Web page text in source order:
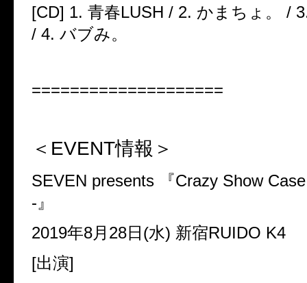
[CD] 1. 青春LUSH / 2. かまちょ。 /
/ 4. バブみ。
====================
＜ EVENT情報＞
SEVEN presents 『Crazy Show
- 』
2019年8月 28日 (水) 新宿RUIDO K4
[出演]